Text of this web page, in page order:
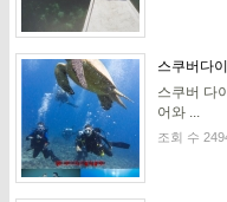
스쿠버다
스쿠버 다
어와 ...
조회 수